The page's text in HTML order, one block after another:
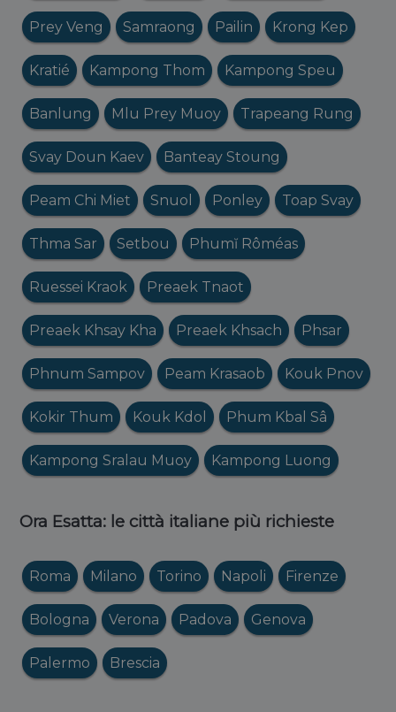
Prey Veng Samraong Pailin Krong Kep
Kratié Kampong Thom Kampong Speu
Banlung Mlu Prey Muoy Trapeang Rung
Svay Doun Kaev Banteay Stoung
Peam Chi Miet Snuol Ponley Toap Svay
Thma Sar Setbou Phumĭ Rôméas
Ruessei Kraok Preaek Tnaot
Preaek Khsay Kha Preaek Khsach Phsar
Phnum Sampov Peam Krasaob Kouk Pnov
Kokir Thum Kouk Kdol Phum Kbal Sâ
Kampong Sralau Muoy Kampong Luong
Ora Esatta: le città italiane più richieste
Roma Milano Torino Napoli Firenze
Bologna Verona Padova Genova
Palermo Brescia